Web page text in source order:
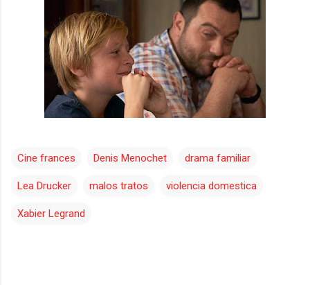
Cine frances Denis Menochet drama familiar
Lea Drucker malos tratos violencia domestica
Xabier Legrand